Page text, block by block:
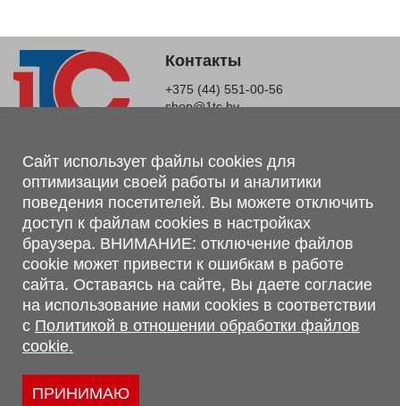
Контакты
+375 (44) 551-00-56
shop@1tc.by
Магазин, склад
г. Минск, Минский р-н, п. Привольный, ул. Мира, 20А,
223062
г. Брест, ул. Лейтенанта Рябцева, 108 В, 224701
Обращаем Ваше внимание, что вся предоставленная на сайте
информация, касающаяся комплектаций, технических
характеристик, цветовых сочетаний, а также стоимости и
сервисного обслуживания носит информационный характер и
не является публичной офертой, определяемой п.2 ст.407
Гражданского кодекса Республики Беларусь.
Политика обработки персональных данных
Политикой в отношении обработки файлов cookie.
Сайт использует файлы cookies для
оптимизации своей работы и аналитики
поведения посетителей. Вы можете отключить
доступ к файлам cookies в настройках
браузера. ВНИМАНИЕ: отключение файлов
cookie может привести к ошибкам в работе
сайта. Оставаясь на сайте, Вы даете согласие
на использование нами cookies в соответствии
с Политикой в отношении обработки файлов
cookie.
ПРИНИМАЮ